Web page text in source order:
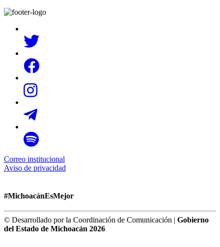
Correo institucional
Aviso de privacidad
#MichoacánEsMejor
© Desarrollado por la Coordinación de Comunicación | Gobierno
del Estado de Michoacán 2026